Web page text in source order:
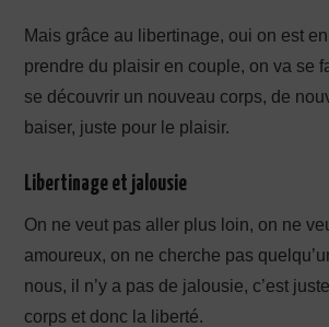
Mais grâce au libertinage, oui on est
prendre du plaisir en couple, on va se
se découvrir un nouveau corps, de
baiser, juste pour le plaisir.
Libertinage et jalousie
On ne veut pas aller plus loin, on ne
amoureux, on ne cherche pas
nous, il n’y a pas de jalousie, c’est
corps et donc la liberté.